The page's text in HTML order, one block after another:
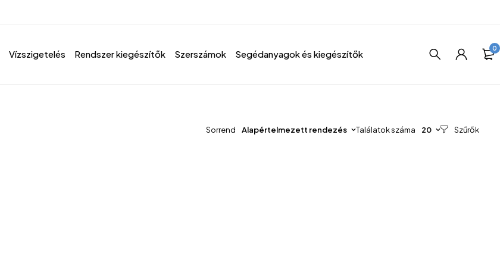
Vízszigetelés Rendszer kiegészítők Szerszámok Segédanyagok és kiegészítők 0
Sorrend Alapértelmezett rendezés Találatok száma 20